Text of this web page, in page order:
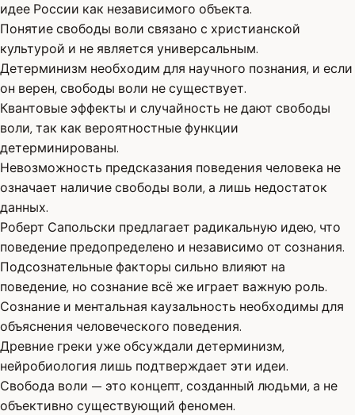
идее России как независимого объекта.
Понятие свободы воли связано с христианской
культурой и не является универсальным.
Детерминизм необходим для научного познания, и если
он верен, свободы воли не существует.
Квантовые эффекты и случайность не дают свободы
воли, так как вероятностные функции
детерминированы.
Невозможность предсказания поведения человека не
означает наличие свободы воли, а лишь недостаток
данных.
Роберт Сапольски предлагает радикальную идею, что
поведение предопределено и независимо от сознания.
Подсознательные факторы сильно влияют на
поведение, но сознание всё же играет важную роль.
Сознание и ментальная каузальность необходимы для
объяснения человеческого поведения.
Древние греки уже обсуждали детерминизм,
нейробиология лишь подтверждает эти идеи.
Свобода воли — это концепт, созданный людьми, а не
объективно существующий феномен.